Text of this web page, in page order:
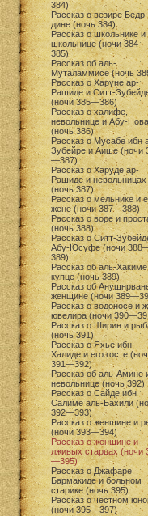
384)
Рассказ о везире
дине (ночь 384)
Рассказ о школьнике и
школьнице (ночи 384—
385)
Рассказ об аль-
Муталаммисе (ночь
Рассказ о Харуне ар-
Рашиде и Ситт-
(ночи 385—386)
Рассказ о халифе,
невольнице и Абу-
(ночь 386)
Рассказ о Мусабе ибн
Зубейре и Аише (ночи
—387)
Рассказ о Харуде ар-
Рашиде и невольницах
(ночь 387)
Рассказ о мельнике и
жене (ночи 387—388)
Рассказ о воре и
(ночь 388)
Рассказ о Ситт-
Абу-Юсуфе (ночи
389)
Рассказ об аль-
купце (ночь 389)
Рассказ об
женщине (ночи
Рассказ о водоносе и
ювелира (ночи
Рассказ о Ширин и
(ночь 391)
Рассказ о Яхье ибн
Халиде и его госте
391—392)
Рассказ об аль-Амине
невольнице (ночь 392)
Рассказ о Сайде ибн
Салиме аль-Бахили
392—393)
Рассказ о женщине и
(ночи 393—394)
Рассказ о женщине и
лживых старцах (ночи
—395)
Рассказ о Джафаре
Бармакиде и больном
старике (ночь 395)
Рассказ о честном
(ночи 395—397)